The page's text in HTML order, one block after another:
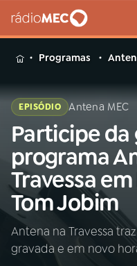
MENU
Buscar
na
Rádio
MEC
Início
01INÍCIO
Programas
EPISÓDIO Antena MEC
Participe da
programa
Travessa
Tom Jobim
Antena na Travessa
gravada e em novo